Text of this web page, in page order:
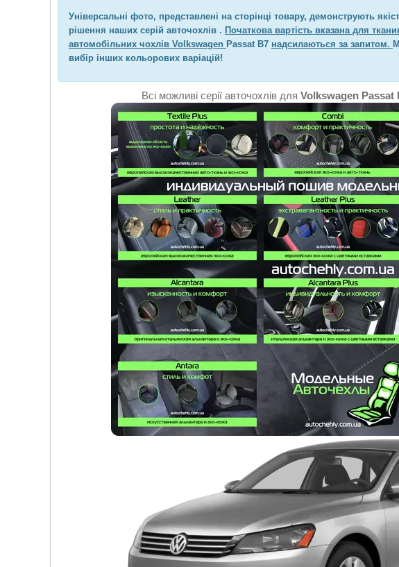
Універсальні фото, представлені на сторінці товару, демонструють
рішення наших серій авточохлів . Початкова вартість вказана для
автомобільних чохлів Volkswagen Passat B7 надсилаються за запитом.
вибір інших кольорових варіацій!
Всі можливі серії авточохлів для Volkswagen Passat